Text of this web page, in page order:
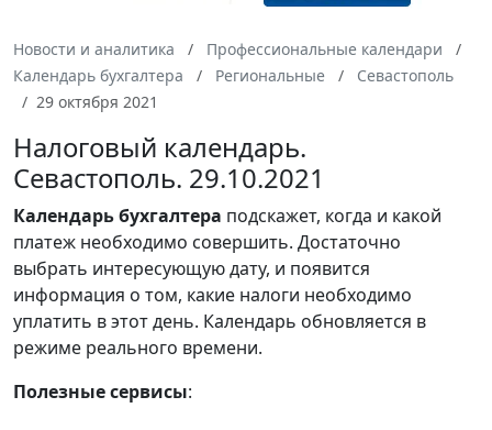
Новости и аналитика
Профессиональные календари
Календарь бухгалтера
Региональные
Севастополь
29 октября 2021
Налоговый календарь.
Севастополь. 29.10.2021
Календарьбухгалтера подскажет, когда и какой
платеж необходимо совершить. Достаточно
выбрать интересующую дату, и появится
информация о том, какие налоги необходимо
уплатить в этот день. Календарь обновляется в
режиме реального времени.
Полезные сервисы: